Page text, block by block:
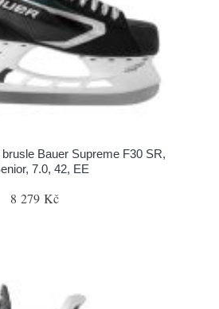
Bauer Supreme F30 SR,
7.0, 42, EE
8 279 Kč